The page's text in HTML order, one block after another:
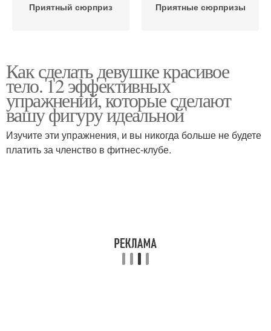
Приятный сюрприз Приятные сюрпризы
Как сделать девушке красивое
тело. 12 эффективных
упражнений, которые сделают
вашу фигуру идеальной
Изучите эти упражнения, и вы никогда больше не будете
платить за членство в фитнес-клубе.